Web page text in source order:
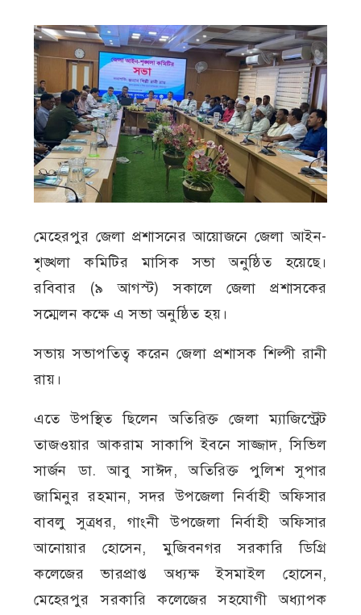
মেহেরপুর জেলা প্রশাসনের আয়োজনে জেলা আইন-
শৃঙ্খলা কমিটির মাসিক সভা অনুষ্ঠিত হয়েছে।
রবিবার (৯ আগস্ট) সকালে জেলা প্রশাসকের
সম্মেলন কক্ষে এ সভা অনুষ্ঠিত হয়।
সভায় সভাপতিত্ব করেন জেলা প্রশাসক শিল্পী রানী
রায়।
এতে উপস্থিত ছিলেন অতিরিক্ত জেলা ম্যাজিস্ট্রেট
তাজওয়ার আকরাম সাকাপি ইবনে সাজ্জাদ, সিভিল
সার্জন ডা. আবু সাঈদ, অতিরিক্ত পুলিশ সুপার
জামিনুর রহমান, সদর উপজেলা নির্বাহী অফিসার
বাবলু সুত্রধর, গাংনী উপজেলা নির্বাহী অফিসার
আনোয়ার হোসেন, মুজিবনগর সরকারি ডিগ্রি
কলেজের ভারপ্রাপ্ত অধ্যক্ষ ইসমাইল হোসেন,
মেহেরপুর সরকারি কলেজের সহযোগী অধ্যাপক